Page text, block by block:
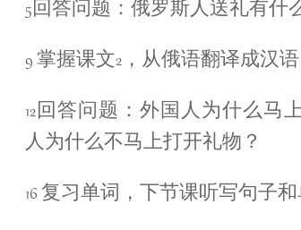
5回答问题：俄罗斯人送礼有什
9 掌握课文2，从俄语翻译成汉语
12回答问题：外国人为什么马
人为什么不马上打开礼物？
16 复习单词，下节课听写句子和